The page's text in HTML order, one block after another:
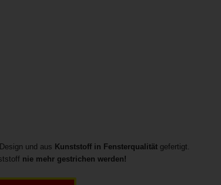
und aus Kunststoff in Fensterqualität gefertigt.
nie mehr gestrichen werden!